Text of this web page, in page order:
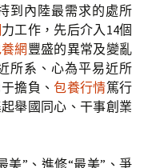
到內陸最需求的處所
力工作，先后介入14個
網豐盛的異常及變亂
所系、心為平易近所
擔負、包養行情篤行
舉國同心、干事創業
美”、進修“最美”、爭